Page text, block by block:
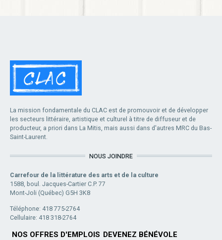
La mission fondamentale du CLAC est de promouvoir et de développer
les secteurs littéraire, artistique et culturel à titre de diffuseur et de
producteur, a priori dans La Mitis, mais aussi dans d'autres MRC du Bas-
Saint-Laurent.
NOUS JOINDRE
Carrefour de la littérature des arts et de la culture
1588, boul. Jacques-Cartier C.P. 77
Mont-Joli (Québec) G5H 3K8
Téléphone: 418 775-2764
Cellulaire: 418 318-2764
NOS OFFRES D'EMPLOIS DEVENEZ BÉNÉVOLE